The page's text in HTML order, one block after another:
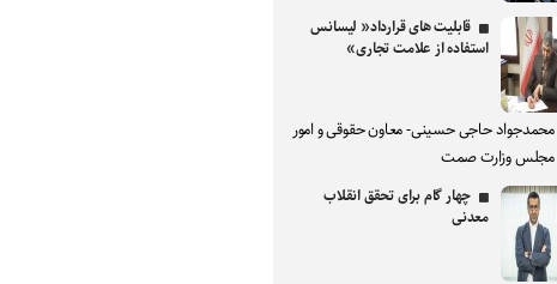
قابلیت های قرارداد« لیسانس
استفاده از علامت تجاری»
محمدجواد حاجی حسینی- معاون حقوقی و امور
مجلس وزارت صمت
چهار گام برای تحقق انقلاب
معدنی